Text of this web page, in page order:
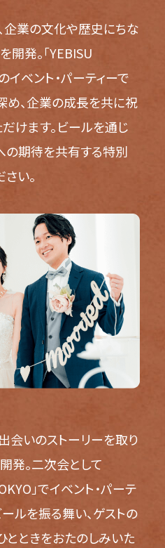
企業の文化や歴史にちな
発。「YEBISU
イベント・パーティーで
め、企業の成長を共に祝
けます。ビールを通じ
の期待を共有する特別
い。
会いのストーリーを取り
発。二次会として
」でイベント・パーテ
ルを振る舞い、ゲストの
ときをおたのしみいた